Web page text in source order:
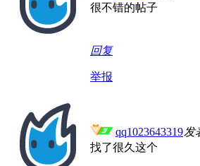
很不错的帖子
回复
举报
qq1023643319发
找了很久这个